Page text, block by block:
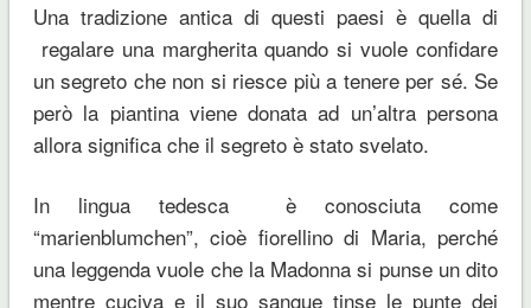
Una tradizione antica di questi paesi è quella di
regalare una margherita quando si vuole confidare
un segreto che non si riesce più a tenere per sé. Se
però la piantina viene donata ad un’altra persona
allora significa che il segreto è stato svelato.
In lingua tedesca è conosciuta come
“marienblumchen”, cioè fiorellino di Maria, perché
una leggenda vuole che la Madonna si punse un dito
mentre cuciva e il suo sangue tinse le punte dei